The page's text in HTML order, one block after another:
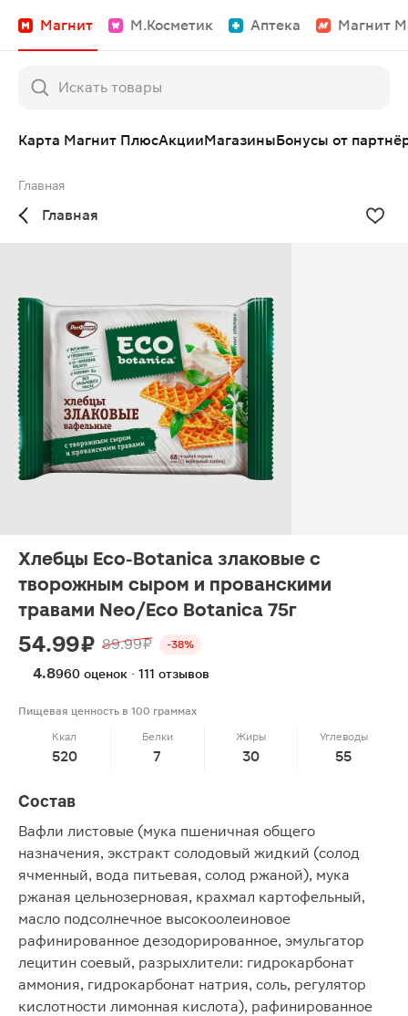
Магнит М.Косметик Аптека Магнит
Карта Магнит ПлюсАкцииМагазиныБонусы от
Главная
Главная
Хлебцы Eco-Botanica злаковые с
творожным сыром и прованскими
травами Neo/Eco Botanica 75г
54.99 ₽ 89.99 ₽ -38%
4.8960 оценок · 111 отзывов
Пищевая ценность в 100 граммах
Ккал
520
Белки
7
Жиры
30
Углеводы
55
Состав
Вафли листовые (мука пшеничная общего
назначения, экстракт солодовый жидкий (солод
ячменный, вода питьевая, солод ржаной), мука
ржаная цельнозерновая, крахмал картофельный,
масло подсолнечное высокоолеиновое
рафинированное дезодорированное, эмульгатор
лецитин соевый, разрыхлители: гидрокарбонат
аммония, гидрокарбонат натрия, соль, регулятор
кислотности лимонная кислота), рафинированное